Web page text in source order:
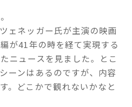
ェネッガー氏が主演の映画
が41年の時を経て実現する
ニュースを見ました。とこ
ーンはあるのですが、内容
。どこかで観れないかなと